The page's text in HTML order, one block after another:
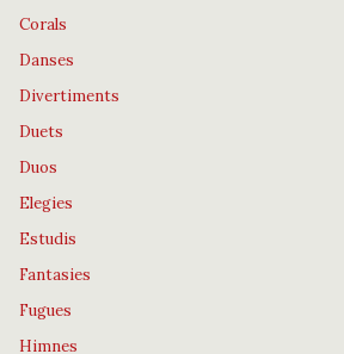
Corals
Danses
Divertiments
Duets
Duos
Elegies
Estudis
Fantasies
Fugues
Himnes